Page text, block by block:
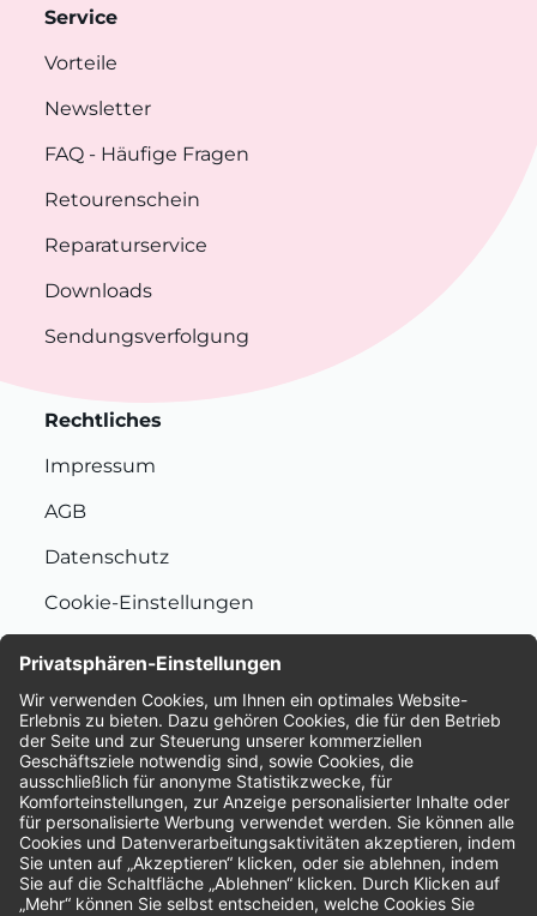
Service
Vorteile
Newsletter
FAQ - Häufige Fragen
Retourenschein
Reparaturservice
Downloads
Sendungsverfolgung
Rechtliches
Impressum
AGB
Datenschutz
Cookie-Einstellungen
Bewertungen